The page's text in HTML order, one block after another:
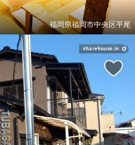
福岡県福岡市中央区平尾